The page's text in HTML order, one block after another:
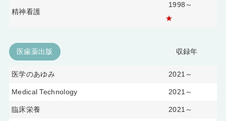
精神看護
1998～
★
医歯薬出版 収録年
医学のあゆみ 2021～
Medical Technology 2021～
臨床栄養 2021～